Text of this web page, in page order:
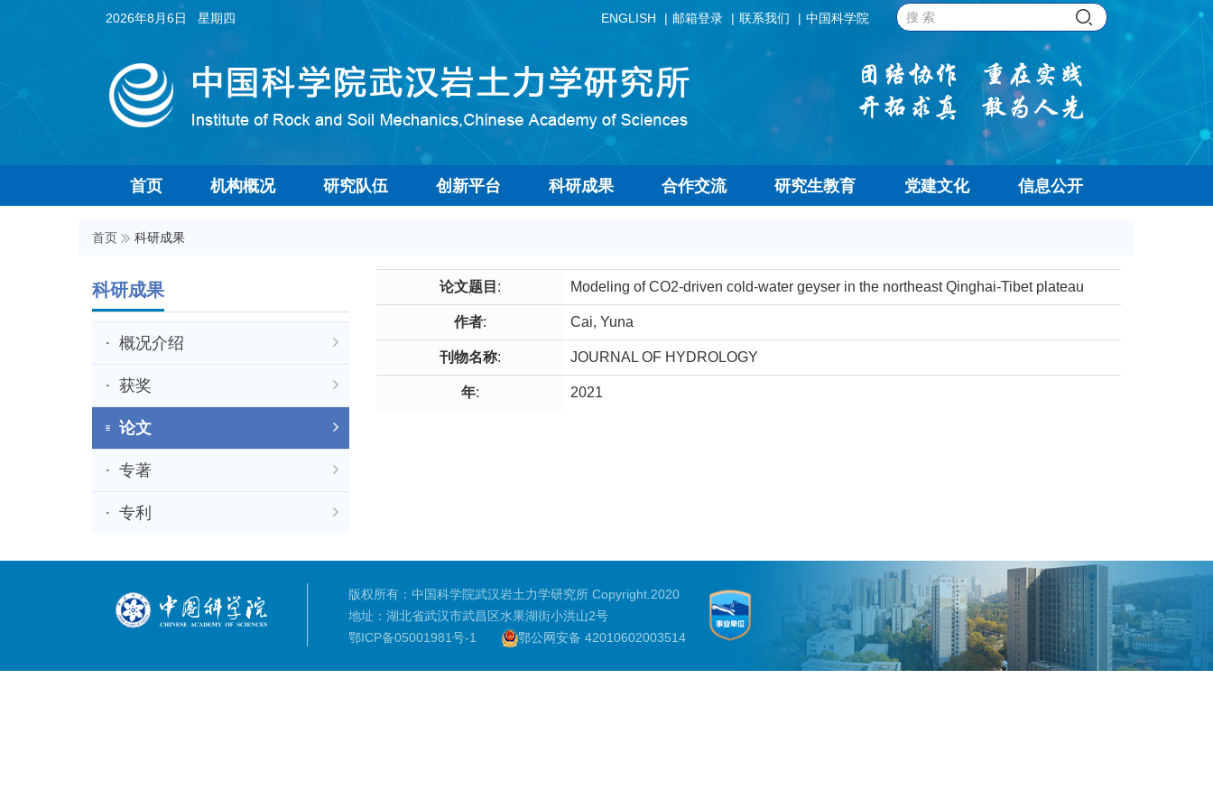
2026年8月6日 星期四 ENGLISH 邮箱登录 联系我们 中国科学院
首页 机构概况 研究队伍 创新平台 科研成果 合作交流 研究生教育 党建文化 信息公开
首页 科研成果
科研成果
概况介绍
获奖
论文
专著
专利
论文题目 : Modeling of CO2-driven cold-water geyser in the northeast Qinghai-Tibet plateau
作者: Cai, Yuna
刊物名称: JOURNAL OF HYDROLOGY
年: 2021
版权所有：中国科学院武汉岩土力学研究所 Copyright.2020
地址：湖北省武汉市武昌区水果湖街小洪山2号
鄂ICP备05001981号-1
鄂公网安备 42010602003514